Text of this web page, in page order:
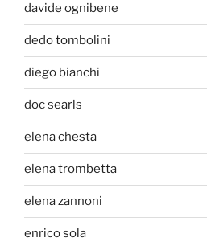
davide ognibene
dedo tombolini
diego bianchi
doc searls
elena chesta
elena trombetta
elena zannoni
enrico sola